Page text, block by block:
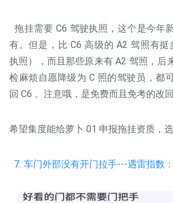
拖挂需要 C6 驾驶执照，这个是今年
有。但是，比 C6 高级的 A2 驾照有挺
执照），而且那些原来有 A2 驾照，后
检麻烦自愿降级为 C 照的驾驶员，都
回 C6 。注意哦，是免费而且免考的改
希望集度能给萝卜 01 申报拖挂资质，选
7. 车门外部没有开门拉手---遇雷指数